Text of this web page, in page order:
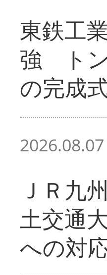
東鉄工
強 トン
の完成
2026.08.07
ＪＲ九
土交通
への対